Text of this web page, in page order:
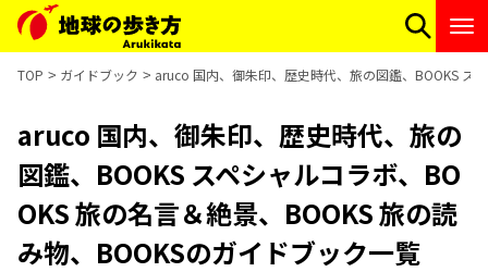
TOP ガイドブック aruco 国内、御朱印、歴史時代、旅の図鑑、BOOKS ス
aruco 国内、御朱印、歴史時代、旅の
図鑑、BOOKS スペシャルコラボ、BO
OKS 旅の名言＆絶景、BOOKS 旅の読
み物、BOOKSのガイドブック一覧